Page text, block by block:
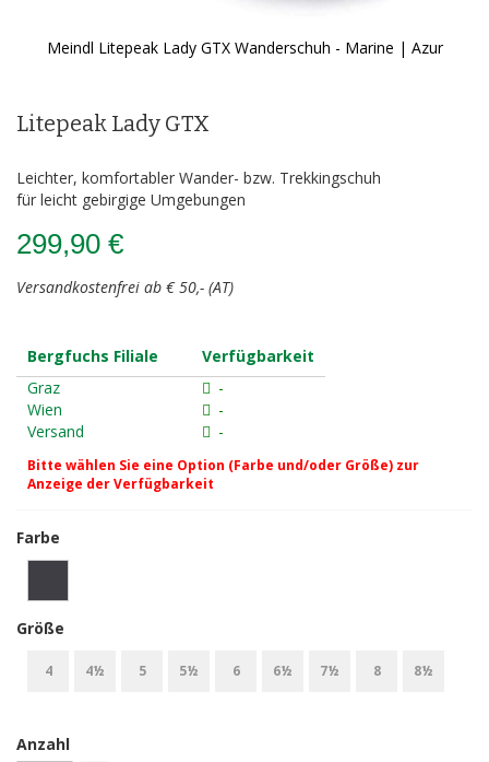
Meindl Litepeak Lady GTX Wanderschuh - Marine | Azur
der
Bildergalerie
Litepeak Lady GTX
Leichter, komfortabler Wander- bzw. Trekkingschuh
für leicht gebirgige Umgebungen
299,90 €
Versandkostenfrei ab € 50,- (AT)
Bergfuchs Filiale
Verfügbarkeit
Graz
-
Wien
-
Versand
-
Bitte wählen Sie eine Option (Farbe und/oder Größe) zur
Anzeige der Verfügbarkeit
Farbe
Größe
4 4½ 5 5½ 6 6½ 7½ 8 8½
Anzahl